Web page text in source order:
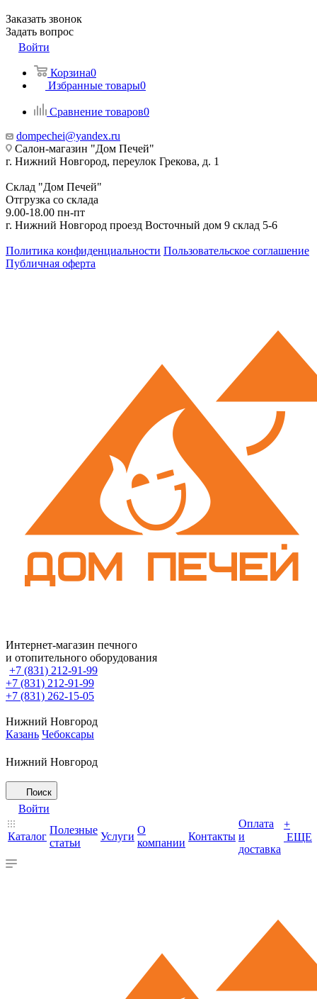
Заказать звонок
Задать вопрос
Войти
Корзина0
Избранные товары0
Сравнение товаров0
dompechei@yandex.ru
Салон-магазин "Дом Печей"
г. Нижний Новгород, переулок Грекова, д. 1
Склад "Дом Печей"
Отгрузка со склада
9.00-18.00 пн-пт
г. Нижний Новгород проезд Восточный дом 9 склад 5-6
Политика конфиденциальности Пользовательское соглашение
Публичная оферта
Интернет-магазин печного
и отопительного оборудования
+7 (831) 212-91-99
+7 (831) 212-91-99
+7 (831) 262-15-05
Нижний Новгород
Казань Чебоксары
Нижний Новгород
Поиск
Войти
Каталог
Полезные
статьи
Услуги
О
компании
Контакты
Оплата
и
доставка
+
ЕЩЕ